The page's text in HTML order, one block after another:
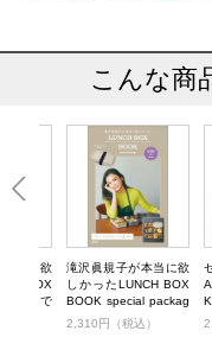
こんな商
本当に欲
BOX
ずぼらで
滝沢眞規子が本当に欲
しかったLUNCH BOX
BOOK special packag
e 600mL IVORY
2,310円（税込）
er.